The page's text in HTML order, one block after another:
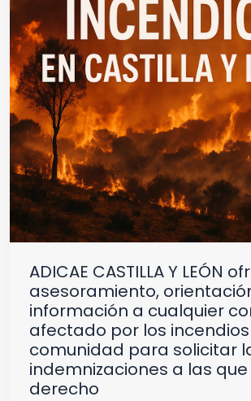
ADICAE CASTILLA Y LEÓN
asesoramiento,
información a cualquier
afectado por los
comunidad para solicitar
indemnizaciones a las
derecho